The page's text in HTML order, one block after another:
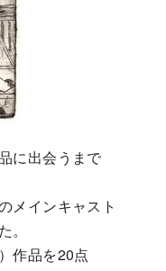
に出会うまで
メインキャスト
作品を20点